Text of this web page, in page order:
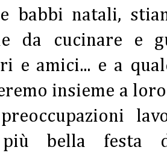
babbi natali,
da cucinare e
e amici... e a
insieme a
bella festa